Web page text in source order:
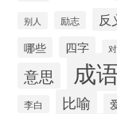
别人 励志 反
哪些 四字
意思 成
李白 比喻